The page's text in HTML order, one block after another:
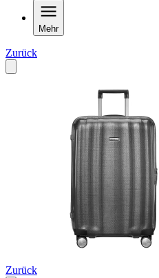
Mehr
Zurück
Zurück